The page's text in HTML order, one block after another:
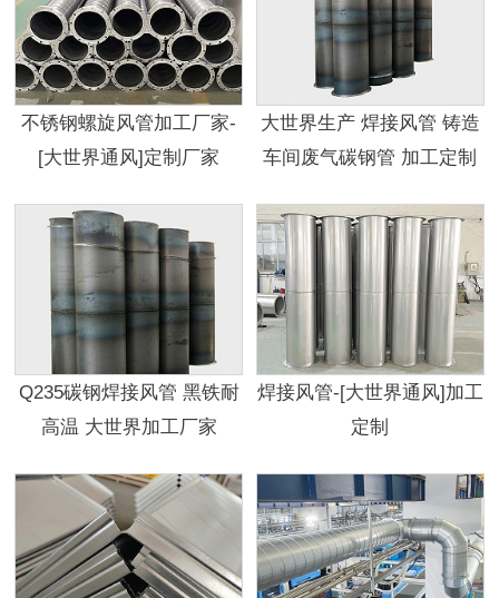
不锈钢螺旋风管加工厂家-
[大世界通风]定制厂家
大世界生产 焊接风管 铸造
车间废气碳钢管 加工定制
Q235碳钢焊接风管 黑铁耐
高温 大世界加工厂家
焊接风管-[大世界通风]加工
定制